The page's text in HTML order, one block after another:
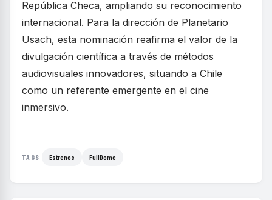
República Checa, ampliando su reconocimiento
internacional. Para la dirección de Planetario
Usach, esta nominación reafirma el valor de la
divulgación científica a través de métodos
audiovisuales innovadores, situando a Chile
como un referente emergente en el cine
inmersivo.
TAGS Estrenos FullDome